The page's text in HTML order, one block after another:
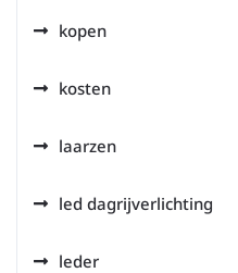
kopen
kosten
laarzen
led dagrijverlichting
leder